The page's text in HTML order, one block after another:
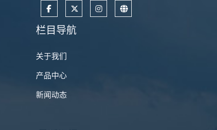
栏目导航
关于我们
产品中心
新闻动态